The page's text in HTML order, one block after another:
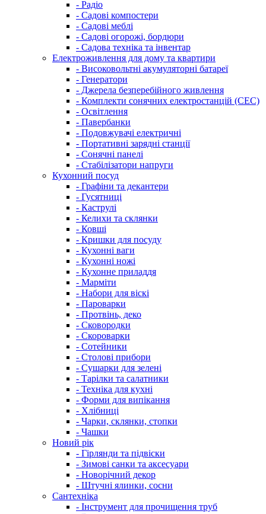
- Радіо
- Садові компостери
- Садові меблі
- Садові огорожі, бордюри
- Садова техніка та інвентар
Електроживлення для дому та квартири
- Високовольтні акумуляторні батареї
- Генератори
- Джерела безперебійного живлення
- Комплекти сонячних електростанцій (СЕС)
- Освітлення
- Павербанки
- Подовжувачі електричні
- Портативні зарядні станції
- Сонячні панелі
- Стабілізатори напруги
Кухонний посуд
- Графіни та декантери
- Гусятниці
- Каструлі
- Келихи та склянки
- Ковші
- Кришки для посуду
- Кухонні ваги
- Кухонні ножі
- Кухонне приладдя
- Марміти
- Набори для віскі
- Пароварки
- Протвінь, деко
- Сковородки
- Скороварки
- Сотейники
- Столові прибори
- Сушарки для зелені
- Тарілки та салатники
- Техніка для кухні
- Форми для випікання
- Хлібниці
- Чарки, склянки, стопки
- Чашки
Новий рік
- Гірлянди та підвіски
- Зимові санки та аксесуари
- Новорічний декор
- Штучні ялинки, сосни
Сантехніка
- Інструмент для прочищення труб